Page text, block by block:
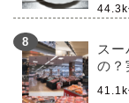
44.3k
ス
の？
41.1k